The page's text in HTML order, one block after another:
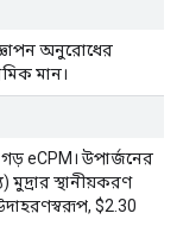
অনুরোধের
মান।
eCPM। উপার্জনের
মুদ্রার স্থানীয়করণ
উদাহরণস্বরূপ, $2.30